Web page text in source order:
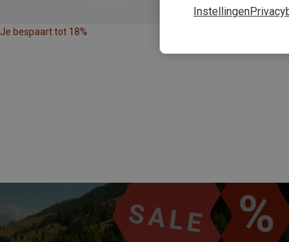
Je bespaart tot 18%
Instellingen